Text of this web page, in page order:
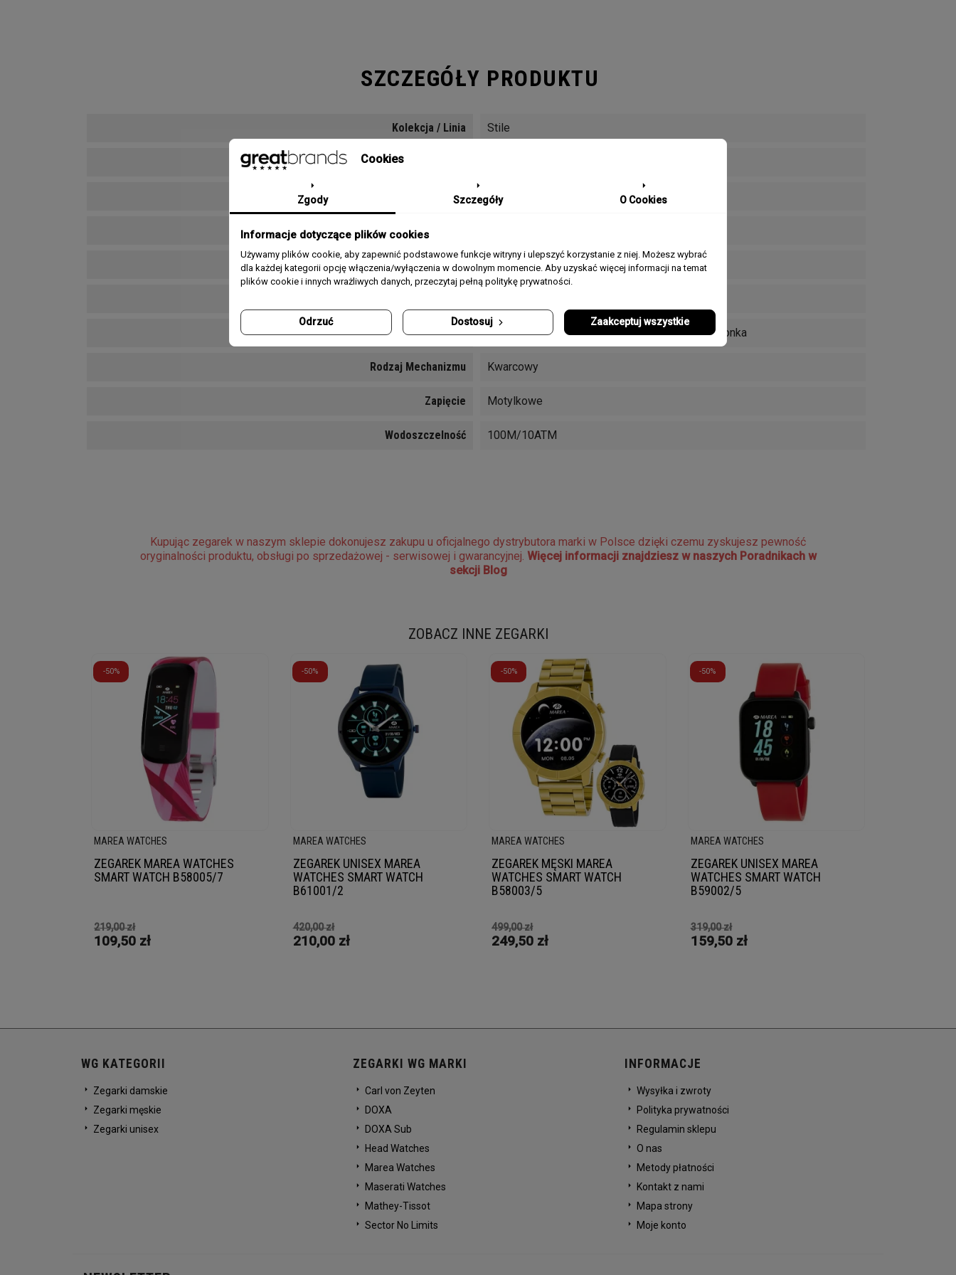
SZCZEGÓŁY PRODUKTU
Kolekcja / Linia Stile
Materiał Koperty Stal szlachetna PVD
Pasek/Bransoleta
Rozmiar Koperty 45mm
Funkcje Datownik, Sekundnik, Chronograf, Zakręcana koronka
Rodzaj Mechanizmu Kwarcowy
Zapięcie Motylkowe
Wodoszczelność 100M/10ATM
Kupując zegarek w naszym sklepie dokonujesz zakupu u oficjalnego dystrybutora marki w Polsce dzięki czemu zyskujesz pewność
oryginalności produktu, obsługi po sprzedażowej - serwisowej i gwarancyjnej. Więcej informacji znajdziesz w naszych Poradnikach w
sekcji Blog
ZOBACZ INNE ZEGARKI
-50%
MAREA WATCHES
ZEGAREK MAREA WATCHES
SMART WATCH B58005/7
219,00 zł
109,50 zł
-50%
MAREA WATCHES
ZEGAREK UNISEX MAREA
WATCHES SMART WATCH
B61001/2
420,00 zł
210,00 zł
-50%
MAREA WATCHES
ZEGAREK MĘSKI MAREA
WATCHES SMART WATCH
B58003/5
499,00 zł
249,50 zł
-50%
MAREA WATCHES
ZEGAREK UNISEX MAREA
WATCHES SMART WATCH
B59002/5
319,00 zł
159,50 zł
WG KATEGORII
Zegarki damskie
Zegarki męskie
Zegarki unisex
ZEGARKI WG MARKI
Carl von Zeyten
DOXA
DOXA Sub
Head Watches
Marea Watches
Maserati Watches
Mathey-Tissot
Sector No Limits
INFORMACJE
Wysyłka i zwroty
Polityka prywatności
Regulamin sklepu
O nas
Metody płatności
Kontakt z nami
Mapa strony
Moje konto
Cookies
Zgody Szczegóły O Cookies
Informacje dotyczące plików cookies
Używamy plików cookie, aby zapewnić podstawowe funkcje witryny i ulepszyć korzystanie z niej. Możesz wybrać
dla każdej kategorii opcję włączenia/wyłączenia w dowolnym momencie. Aby uzyskać więcej informacji na temat
plików cookie i innych wrażliwych danych, przeczytaj pełną politykę prywatności.
Odrzuć Dostosuj Zaakceptuj wszystkie